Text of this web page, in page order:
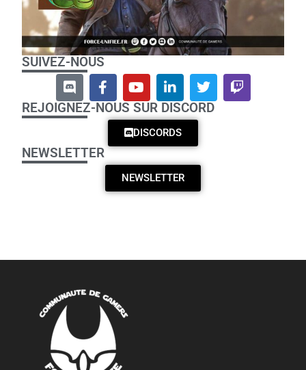
SUIVEZ-NOUS
REJOIGNEZ-NOUS SUR DISCORD
DISCORDS
NEWSLETTER
NEWSLETTER